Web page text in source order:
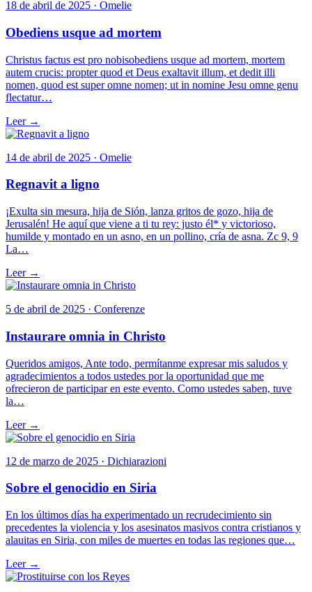
18 de abril de 2025 · Omelie
Obediens usque ad mortem
Christus factus est pro nobisobediens usque ad mortem, mortem
autem crucis: propter quod et Deus exaltavit illum, et dedit illi
nomen, quod est super omne nomen; ut in nomine Jesu omne genu
flectatur…
Leer →
14 de abril de 2025 · Omelie
Regnavit a ligno
¡Exulta sin mesura, hija de Sión, lanza gritos de gozo, hija de
Jerusalén! He aquí que viene a ti tu rey: justo él* y victorioso,
humilde y montado en un asno, en un pollino, cría de asna. Zc 9, 9
La…
Leer →
5 de abril de 2025 · Conferenze
Instaurare omnia in Christo
Queridos amigos, Ante todo, permítanme expresar mis saludos y
agradecimientos a todos ustedes por la oportunidad que me
ofrecieron de participar en este evento. Como ustedes saben, tuve
la…
Leer →
12 de marzo de 2025 · Dichiarazioni
Sobre el genocidio en Siria
En los últimos días ha experimentado un recrudecimiento sin
precedentes la violencia y los asesinatos masivos contra cristianos y
alauitas en Siria, con miles de muertes en todas las regiones que…
Leer →